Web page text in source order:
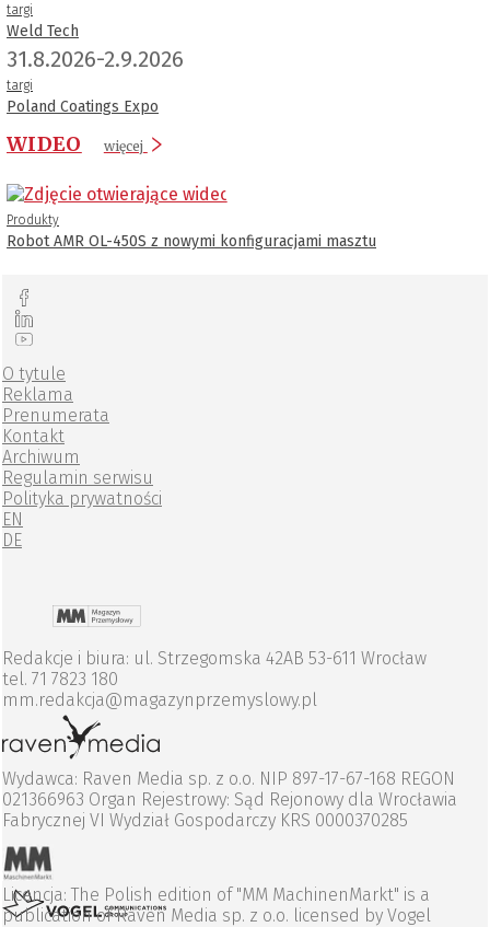
targi
Weld Tech
31.8.2026-2.9.2026
targi
Poland Coatings Expo
WIDEO więcej
Produkty
Robot AMR OL-450S z nowymi konfiguracjami masztu
O tytule
Reklama
Prenumerata
Kontakt
Archiwum
Regulamin serwisu
Polityka prywatności
EN
DE
Redakcje i biura: ul. Strzegomska 42AB 53-611 Wrocław
tel. 71 7823 180
mm.redakcja@magazynprzemyslowy.pl
Wydawca: Raven Media sp. z o.o. NIP 897-17-67-168 REGON
021366963 Organ Rejestrowy: Sąd Rejonowy dla Wrocławia
Fabrycznej VI Wydział Gospodarczy KRS 0000370285
Licencja: The Polish edition of "MM MachinenMarkt" is a
publication of Raven Media sp. z o.o. licensed by Vogel